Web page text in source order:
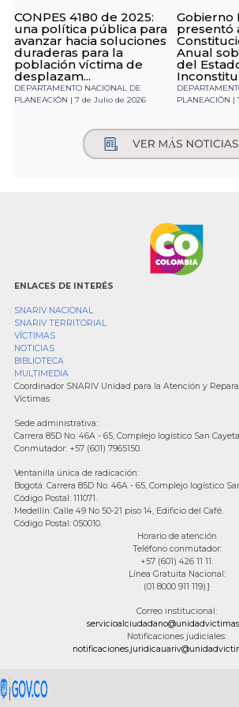
CONPES 4180 de 2025:
una política pública para
avanzar hacia soluciones
duraderas para la
población víctima de
desplazam...
DEPARTAMENTO NACIONAL DE
PLANEACIÓN | 7 de Julio de 2026
Gobierno
presentó
Anual
del
PLANEACIÓN
ENLACES DE INTERÉS
SNARIV NACIONAL
SNARIV TERRITORIAL
VÍCTIMAS
NOTICIAS
BIBLIOTECA
MULTIMEDIA
Coordinador SNARIV Unidad para la Atención y
Víctimas
Sede administrativa:
Carrera 85D No. 46A - 65, Complejo logístico San
Conmutador: +57 (601) 7965150.
Ventanilla única de radicación:
Bogotá: Carrera 85D No. 46A - 65, Complejo logístico
Código Postal: 111071.
Medellín: Calle 49 No 50-21 piso 14, Edificio del Café.
Código Postal: 050010.
Horario de atención
Teléfono conmutador:
+57 (601) 426 11 11.
Línea Gratuita Nacional:
(01 8000 911 119).}
Correo institucional:
Notificaciones judiciales: